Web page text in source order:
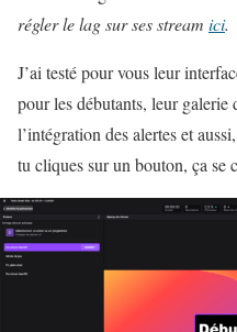
régler le lag sur ses stream ici.
J’ai testé pour vous leur
pour les débutants, leur galerie
l’intégration des alertes et
tu cliques sur un bouton, ça se